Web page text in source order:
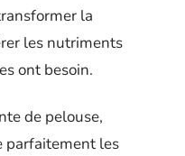
la
les nutriments
ont besoin.
de pelouse,
parfaitement les